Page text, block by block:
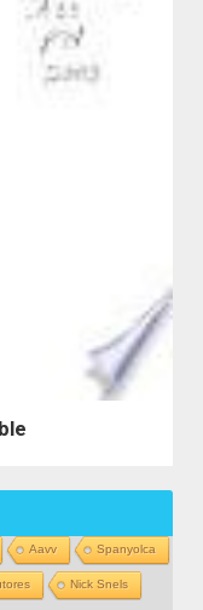
Aavv Spanyolca
Nick Snels